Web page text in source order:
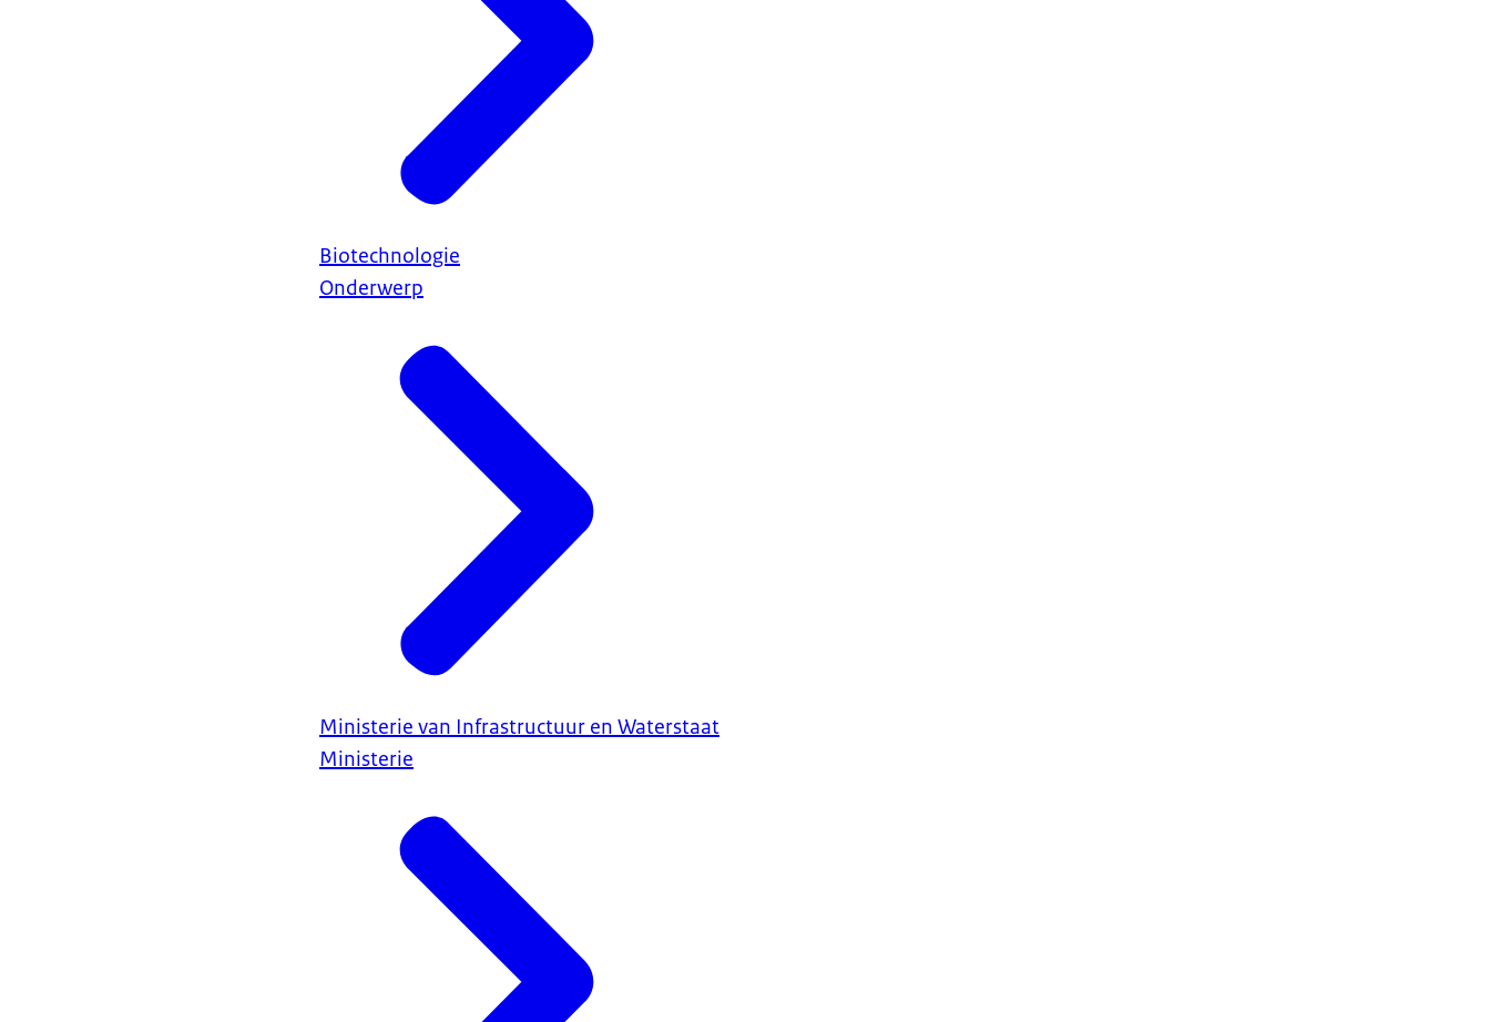
Biotechnologie
Onderwerp
Ministerie van Infrastructuur en Waterstaat
Ministerie